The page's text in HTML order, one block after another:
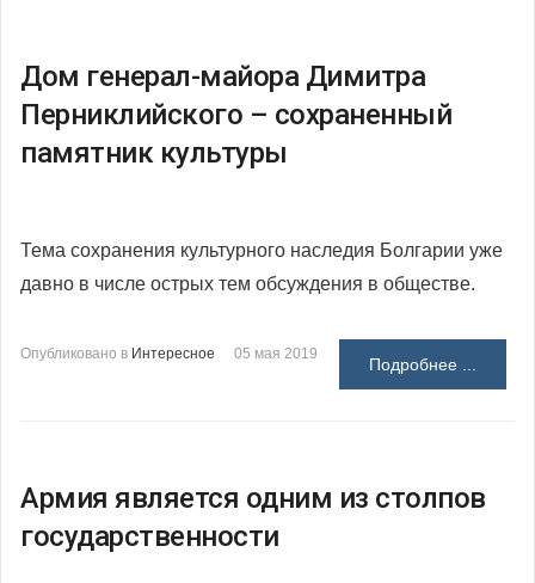
Дом генерал-майора Димитра
Перниклийского – сохраненный
памятник культуры
Тема сохранения культурного наследия Болгарии уже
давно в числе острых тем обсуждения в обществе.
Опубликовано в Интересное 05 мая 2019
Подробнее ...
Армия является одним из столпов
государственности